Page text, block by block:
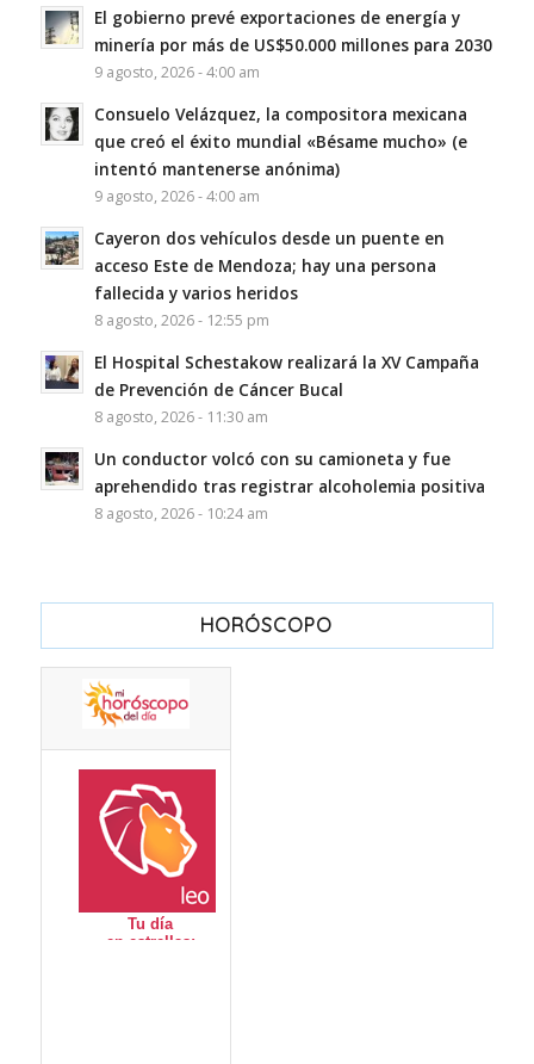
El gobierno prevé exportaciones de energía y
minería por más de US$50.000 millones para 2030
9 agosto, 2026 - 4:00 am
Consuelo Velázquez, la compositora mexicana
que creó el éxito mundial «Bésame mucho» (e
intentó mantenerse anónima)
9 agosto, 2026 - 4:00 am
Cayeron dos vehículos desde un puente en
acceso Este de Mendoza; hay una persona
fallecida y varios heridos
8 agosto, 2026 - 12:55 pm
El Hospital Schestakow realizará la XV Campaña
de Prevención de Cáncer Bucal
8 agosto, 2026 - 11:30 am
Un conductor volcó con su camioneta y fue
aprehendido tras registrar alcoholemia positiva
8 agosto, 2026 - 10:24 am
HORÓSCOPO